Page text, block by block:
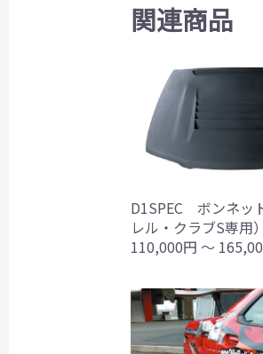
関連商品
D1SPEC ボンネッ
レル・クラブS専用）
110,000円 ～